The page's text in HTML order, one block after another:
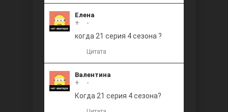
Елена
+
-
когда 21 серия 4 сезона ?
Цитата
Валентина
+
-
Когда 21 серия 4 сезона?